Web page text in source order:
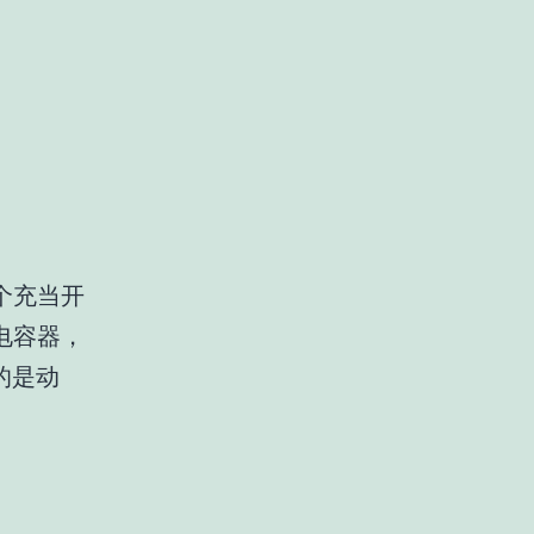
充当开
器，
是动